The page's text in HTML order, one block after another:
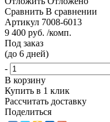
Сравнить В сравнении
Артикул 7008-6013
9 400 руб. /комп.
Под заказ
(до 6 дней)
-
В корзину
Купить в 1 клик
Рассчитать доставку
Поделиться